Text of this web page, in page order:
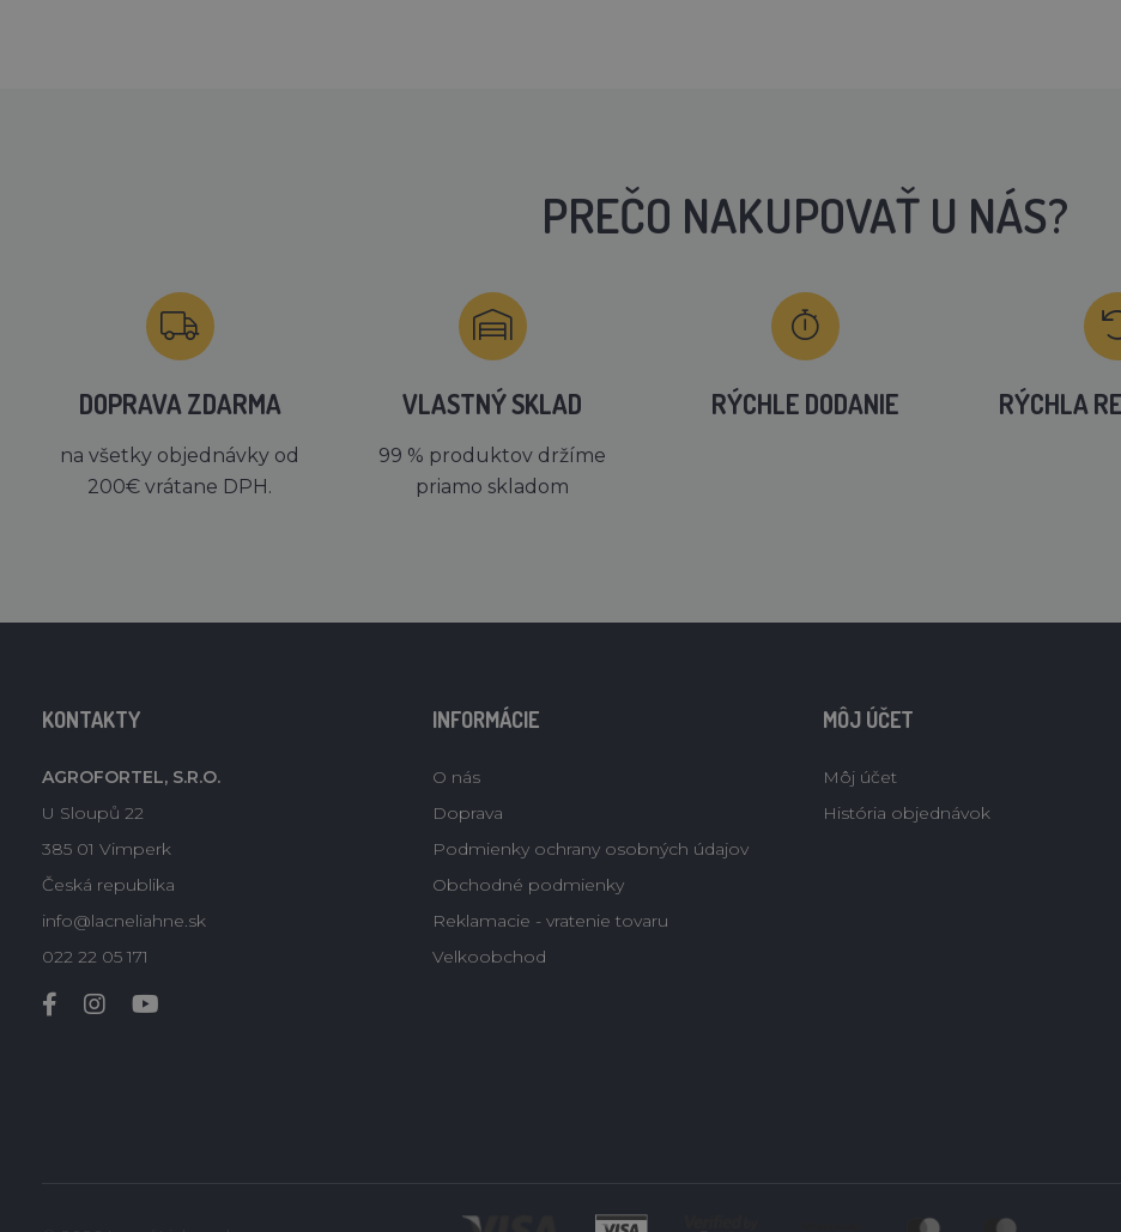
PREČO NAKUPOVAŤ U NÁS?
DOPRAVA ZDARMA
na všetky objednávky od
200€ vrátane DPH.
VLASTNÝ SKLAD
99 % produktov držíme
priamo skladom
RÝCHLE DODANIE RÝCHLA
KONTAKTY
AGROFORTEL, S.R.O.
U Sloupů 22
385 01 Vimperk
Česká republika
info@lacneliahne.sk
022 22 05 171
INFORMÁCIE
O nás
Doprava
Podmienky ochrany osobných údajov
Obchodné podmienky
Reklamacie - vratenie tovaru
Velkoobchod
MÔJ ÚČET
Môj účet
História objednávok